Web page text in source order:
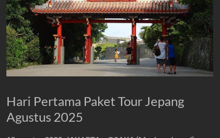
Hari Pertama Paket Tour Jepang
Agustus 2025